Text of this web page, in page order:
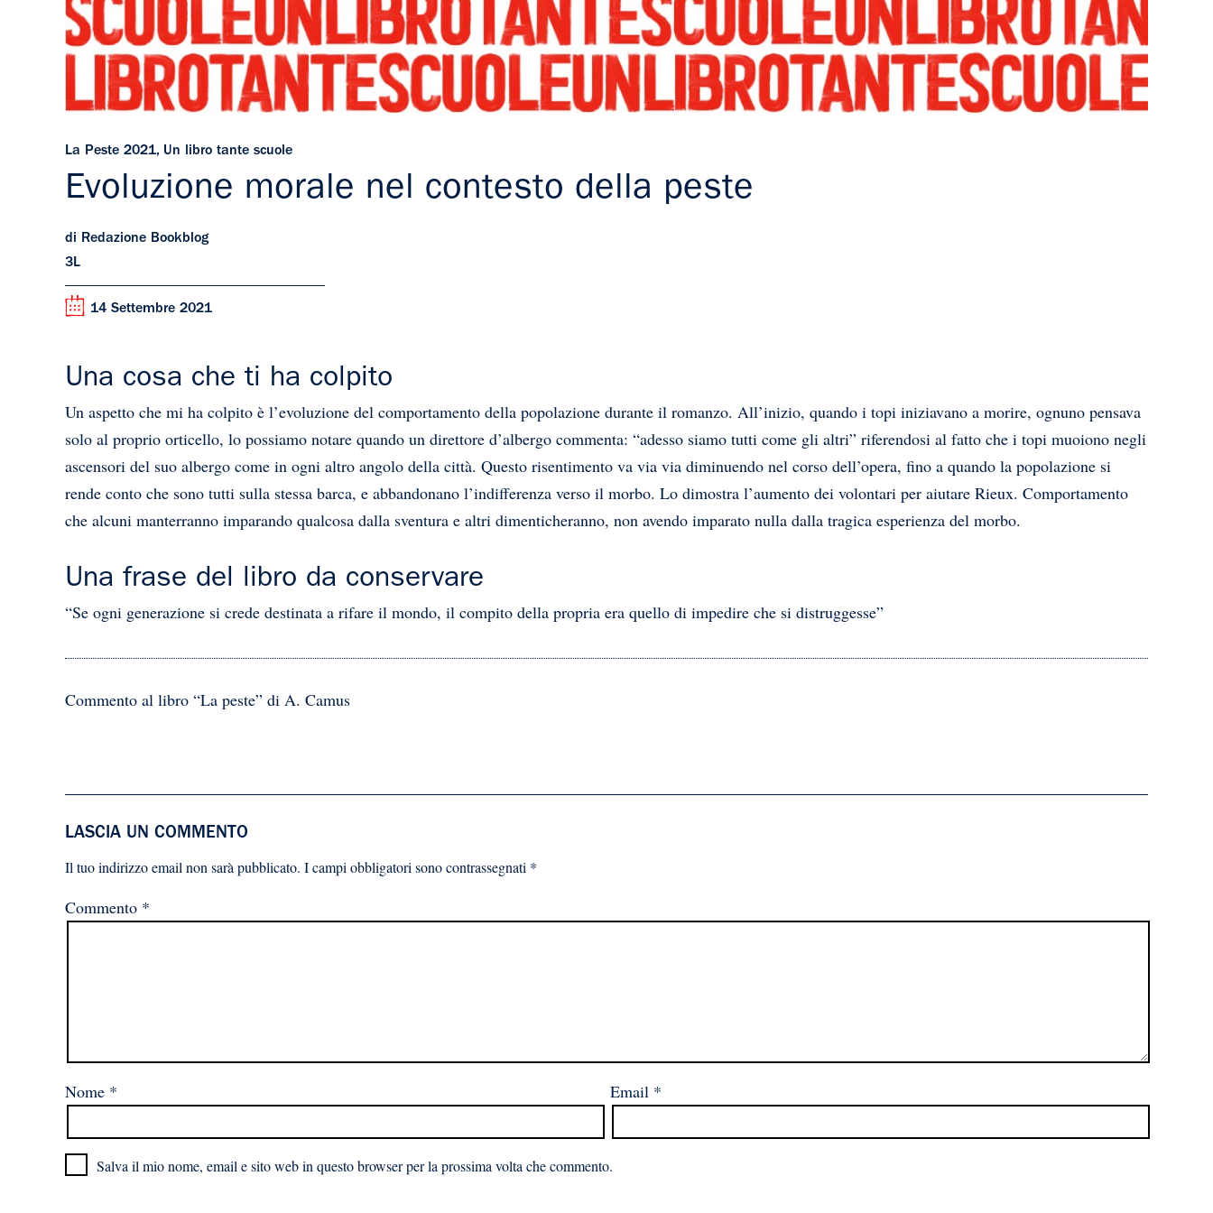
La Peste 2021, Un libro tante scuole
Evoluzione morale nel contesto della peste
di Redazione Bookblog
3L
14 Settembre 2021
Una cosa che ti ha colpito
Un aspetto che mi ha colpito è l’evoluzione del comportamento della popolazione durante il romanzo. All’inizio, quando i topi iniziavano a morire, ognuno pensava
solo al proprio orticello, lo possiamo notare quando un direttore d’albergo commenta: “adesso siamo tutti come gli altri” riferendosi al fatto che i topi muoiono negli
ascensori del suo albergo come in ogni altro angolo della città. Questo risentimento va via via diminuendo nel corso dell’opera, fino a quando la popolazione si
rende conto che sono tutti sulla stessa barca, e abbandonano l’indifferenza verso il morbo. Lo dimostra l’aumento dei volontari per aiutare Rieux. Comportamento
che alcuni manterranno imparando qualcosa dalla sventura e altri dimenticheranno, non avendo imparato nulla dalla tragica esperienza del morbo.
Una frase del libro da conservare
“Se ogni generazione si crede destinata a rifare il mondo, il compito della propria era quello di impedire che si distruggesse”
Commento al libro “La peste” di A. Camus
LASCIA UN COMMENTO
Il tuo indirizzo email non sarà pubblicato. I campi obbligatori sono contrassegnati *
Commento *
Nome * Email *
Salva il mio nome, email e sito web in questo browser per la prossima volta che commento.